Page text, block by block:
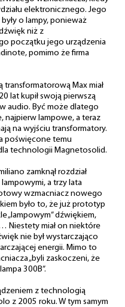
elektronicznego. Jego
o lampy, ponieważ
niż z
początku jego urządzenia
pomimo że firma
Max miał
lat kupił swoją pierwszą
audio. Być może dlatego
najpierw lampowe, a teraz
na wyjściu transformatory.
poświęcone temu
technologii Magnetosolid.
zamknął rozdział
a trzy lata
wzmacniacz nowego
było to, że już prototyp
„lampowym” dźwiękiem,
Niestety miał on niektóre
nie był wystarczająco
energii. Mimo to
„byli zaskoczeni, że
300B”.
z technologią
z 2005 roku. W tym samym